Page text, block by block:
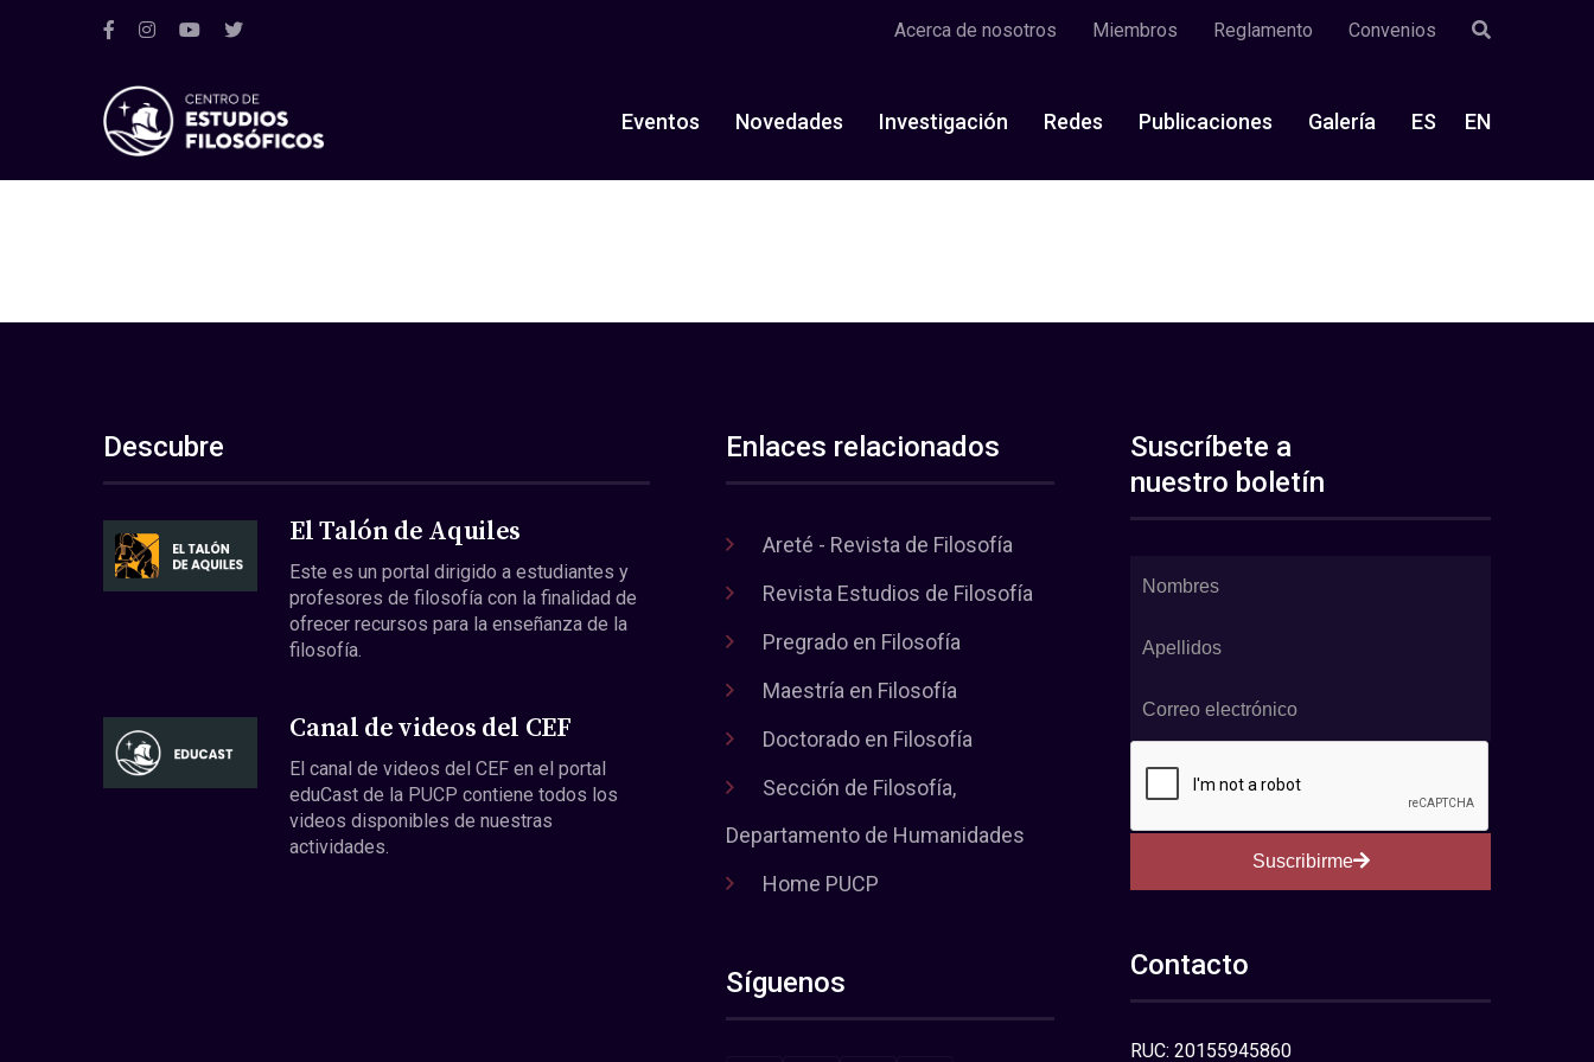
Acerca de nosotros Miembros Reglamento Convenios
Eventos Novedades Investigación Redes Publicaciones Galería ES EN
Descubre
El Talón de Aquiles
Este es un portal dirigido a estudiantes y
profesores de filosofía con la finalidad de
ofrecer recursos para la enseñanza de la
filosofía.
Canal de videos del CEF
El canal de videos del CEF en el portal
eduCast de la PUCP contiene todos los
videos disponibles de nuestras
actividades.
Enlaces relacionados
Areté - Revista de Filosofía
Revista Estudios de Filosofía
Pregrado en Filosofía
Maestría en Filosofía
Doctorado en Filosofía
Sección de Filosofía,
Departamento de Humanidades
Home PUCP
Síguenos
Suscríbete a
nuestro boletín
Suscribirme
Contacto
RUC: 20155945860